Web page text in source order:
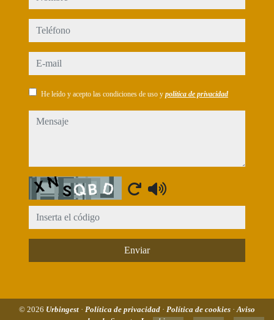
teléfono
e-mail
He leído y acepto las condiciones de uso y política de privacidad
mensaje
Captcha
Enviar
© 2026 Urbingest · Política de privacidad · Política de cookies ·Aviso